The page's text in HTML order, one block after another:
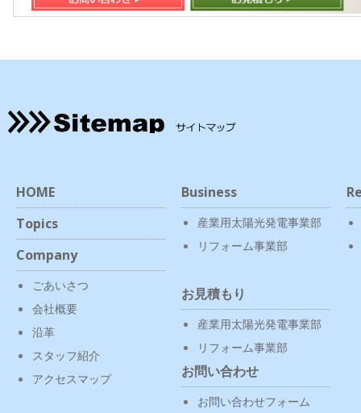
HOME
Topics
Company
ごあいさつ
会社概要
沿革
スタッフ紹介
アクセスマップ
Business
産業用太陽光発電事業部
リフォーム事業部
お見積もり
産業用太陽光発電事業部
リフォーム事業部
お問い合わせ
お問い合わせフォーム